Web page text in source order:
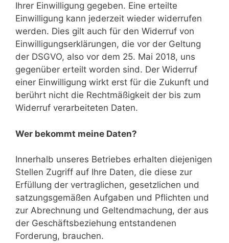
Ihrer Einwilligung gegeben. Eine erteilte
Einwilligung kann jederzeit wieder widerrufen
werden. Dies gilt auch für den Widerruf von
Einwilligungserklärungen, die vor der Geltung
der DSGVO, also vor dem 25. Mai 2018, uns
gegenüber erteilt worden sind. Der Widerruf
einer Einwilligung wirkt erst für die Zukunft und
berührt nicht die Rechtmäßigkeit der bis zum
Widerruf verarbeiteten Daten.
Wer bekommt meine Daten?
Innerhalb unseres Betriebes erhalten diejenigen
Stellen Zugriff auf Ihre Daten, die diese zur
Erfüllung der vertraglichen, gesetzlichen und
satzungsgemäßen Aufgaben und Pflichten und
zur Abrechnung und Geltendmachung, der aus
der Geschäftsbeziehung entstandenen
Forderung, brauchen.